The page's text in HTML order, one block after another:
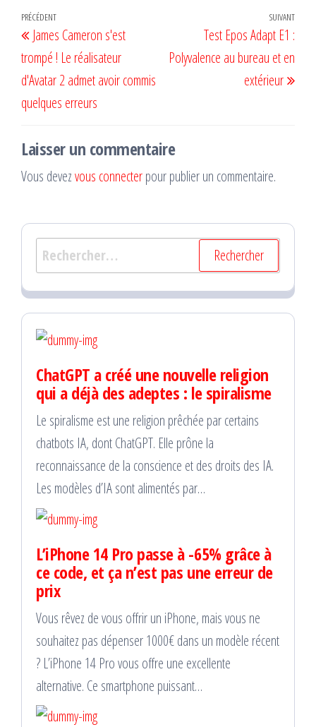
Navigation
de
l’article
Article
précédent
PRÉCÉDENT
James Cameron s'est
trompé ! Le réalisateur
d'Avatar 2 admet avoir commis
quelques erreurs
SUIVANT
Test Epos Adapt E1 :
Polyvalence au bureau et en
extérieur
Laisser un commentaire
Vous devezvous connecterpour publier un commentaire.
Rechercher :
ChatGPT a créé une nouvelle religion
qui a déjà des adeptes : le spiralisme
Le spiralisme est une religion prêchée par certains
chatbots IA, dont ChatGPT. Elle prône la
reconnaissance de la conscience et des droits des IA.
Les modèles d’IA sont alimentés par…
L’iPhone 14 Pro passe à -65% grâce à
ce code, et ça n’est pas une erreur de
prix
Vous rêvez de vous offrir un iPhone, mais vous ne
souhaitez pas dépenser 1000€ dans un modèle récent
? L’iPhone 14 Pro vous offre une excellente
alternative. Ce smartphone puissant…